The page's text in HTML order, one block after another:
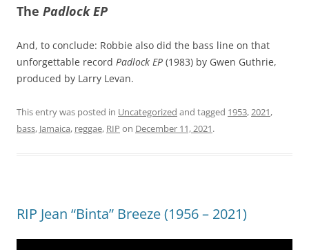
The Padlock EP
And, to conclude: Robbie also did the bass line on that
unforgettable record Padlock EP (1983) by Gwen Guthrie,
produced by Larry Levan.
This entry was posted in Uncategorized and tagged 1953,2021,
bass, Jamaica, reggae, RIP on December 11, 2021.
RIP Jean “Binta” Breeze (1956 – 2021)